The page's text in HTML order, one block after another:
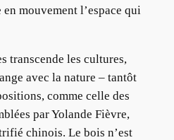
mouvement l’espace qui
transcende les cultures,
avec la nature – tantôt
comme celle des
par Yolande Fièvre,
chinois. Le bois n’est